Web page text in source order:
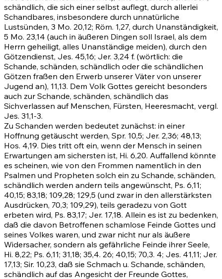
schändlich, die sich einer selbst auflegt, durch allerlei
Schandbares, insbesondere durch unnatürliche
Lustsünden, 3 Mo. 20,12; Röm. 1,27, durch Unanständigkeit,
5 Mo. 23,14 (auch in äußeren Dingen soll Israel, als dem
Herrn geheiligt, alles Unanständige meiden), durch den
Götzendienst, Jes. 45,16; Jer. 3,24 f. (wörtlich: die
Schande, schänden, schändlich oder die schändlichen
Götzen fraßen den Erwerb unserer Väter von unserer
Jugend an), 11,13. Dem Volk Gottes gereicht besonders
auch zur Schande, schänden, schändlich das
Sichverlassen auf Menschen, Fürsten, Heeresmacht, vergl.
Jes. 31,1-3.
Zu Schanden werden bedeutet zunächst: in einer
Hoffnung getäuscht werden, Spr. 10,5; Jer. 2,36; 48,13;
Hos. 4,19. Dies tritt oft ein, wenn der Mensch in seinen
Erwartungen am sichersten ist, Hi. 6,20. Auffallend könnte
es scheinen, wie von den Frommen namentlich in den
Psalmen und Propheten solch ein zu Schande, schänden,
schändlich werden andern teils angewünscht, Ps. 6,11;
40,15; 83,18; 109,28; 129,5 (und zwar in den allerstärksten
Ausdrücken, 70,3; 109,29), teils geradezu von Gott
erbeten wird, Ps. 83,17; Jer. 17,18. Allein es ist zu bedenken,
daß die davon Betroffenen schamlose Feinde Gottes und
seines Volkes waren, und zwar nicht nur als äußere
Widersacher, sondern als gefährliche Feinde ihrer Seele,
Hi. 8,22; Ps. 6,11; 31,18; 35,4. 26; 40,15; 70,3. 4; Jes. 41,11; Jer.
17,13; Sir. 10,23, daß sie Schmach u. Schande, schänden,
schändlich auf das Angesicht der Freunde Gottes,